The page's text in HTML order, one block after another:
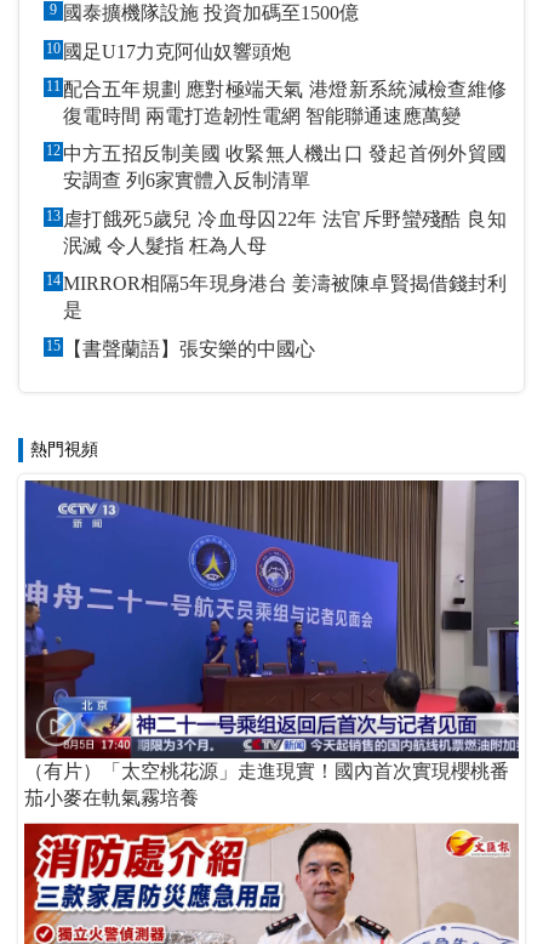
9 國泰擴機隊設施 投資加碼至1500億
10 國足U17力克阿仙奴響頭炮
11 配合五年規劃 應對極端天氣 港燈新系統減檢查維修
復電時間 兩電打造韌性電網 智能聯通速應萬變
12 中方五招反制美國 收緊無人機出口 發起首例外貿國
安調查 列6家實體入反制清單
13 虐打餓死5歲兒 冷血母囚22年 法官斥野蠻殘酷 良知
泯滅 令人髮指 枉為人母
14MIRROR相隔5年現身港台 姜濤被陳卓賢揭借錢封利
是
15 【書聲蘭語】張安樂的中國心
熱門視頻
（有片）「太空桃花源」走進現實！國內首次實現櫻桃番
茄小麥在軌氣霧培養